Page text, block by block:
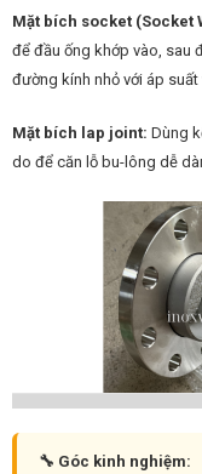
Mặt bích socket (Socket
để đầu ống khớp vào, sau
đường kính nhỏ với áp
Mặt bích lap joint: Dùng
do để căn lỗ bu-lông dễ
🔧 Góc kinh nghiệm: